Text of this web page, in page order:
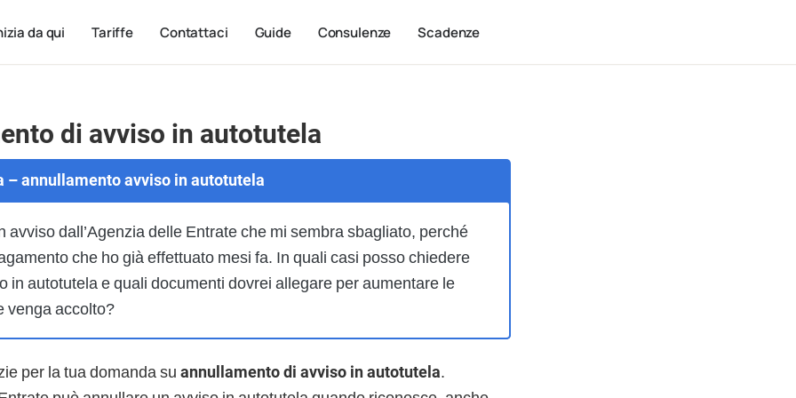
da qui Tariffe Contattaci Guide Consulenze Scadenze
di avviso in autotutela
– annullamento avviso in autotutela
avviso dall’Agenzia delle Entrate che mi sembra sbagliato, perché
che ho già effettuato mesi fa. In quali casi posso chiedere
in autotutela e quali documenti dovrei allegare per aumentare le
venga accolto?
per la tua domanda su annullamento di avviso in autotutela.